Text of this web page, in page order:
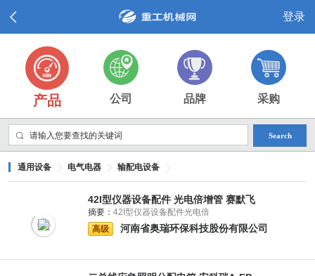
登录
产品 公司 品牌 采购
Search
通用设备 电气电器 输配电设备
42I型仪器设备配件 光电倍增管 赛默飞
摘要： 42I型仪器设备配件光电倍
高级
河南省奥瑞环保科技股份有限公司